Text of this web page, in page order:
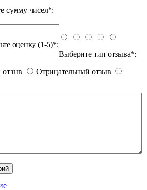
сумму чисел*:
оценку (1-5)*:
Выберите тип отзыва*:
Отрицательный отзыв